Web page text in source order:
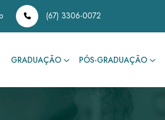
(67) 3306-0072
GRADUAÇÃO PÓS-GRADUAÇÃO